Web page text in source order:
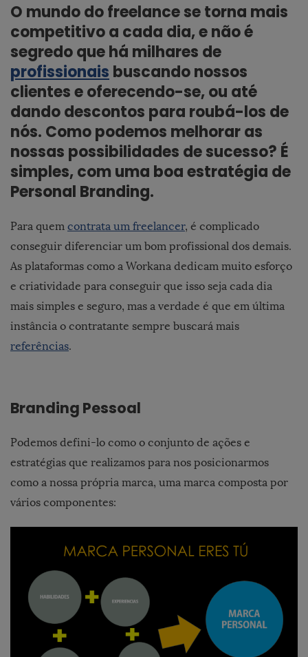
O mundo do freelance se torna mais
competitivo a cada dia, e não é
segredo que há milhares de
profissionais buscando nossos
clientes e oferecendo-se, ou até
dando descontos para roubá-los de
nós. Como podemos melhorar as
nossas possibilidades de sucesso? É
simples, com uma boa estratégia de
Personal Branding.
Para quem contrata um freelancer, é complicado
conseguir diferenciar um bom profissional dos demais.
As plataformas como a Workana dedicam muito esforço
e criatividade para conseguir que isso seja cada dia
mais simples e seguro, mas a verdade é que em última
instância o contratante sempre buscará mais
referências.
Branding Pessoal
Podemos defini-lo como o conjunto de ações e
estratégias que realizamos para nos posicionarmos
como a nossa própria marca, uma marca composta por
vários componentes: